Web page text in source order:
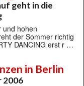
geht in die
und hohen
der Sommer richtig
DANCING erst r …
in Berlin
2006